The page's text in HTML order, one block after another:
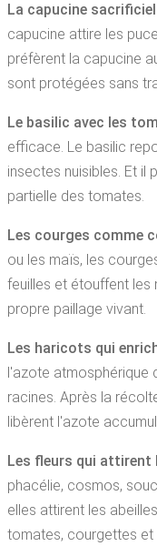
La capucine
capucine attire les
préfèrent la capucine
sont protégées sans
Le basilic avec les
efficace. Le basilic
insectes nuisibles. Et il
partielle des tomates.
Les courges comme
ou les maïs, les
feuilles et étouffent les
propre paillage vivant.
Les haricots qui
l'azote atmosphérique
racines. Après la
libèrent l'azote
Les fleurs qui attirent
phacélie, cosmos,
elles attirent les
tomates, courgettes et